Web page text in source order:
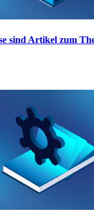
sind Artikel zum